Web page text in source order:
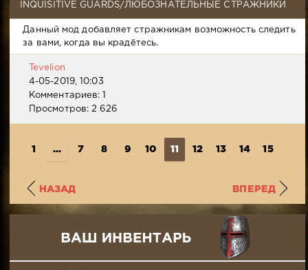
INQUISITIVE GUARDS/ЛЮБОЗНАТЕЛЬНЫЕ СТРАЖНИКИ
Данный мод добавляет стражникам возможность следить
за вами, когда вы крадётесь.
Tevelion
4-05-2019, 10:03
Комментариев: 1
Просмотров: 2 626
1 ... 7 8 9 10 11 12 13 14 15
НАЗАД ВПЕРЕД